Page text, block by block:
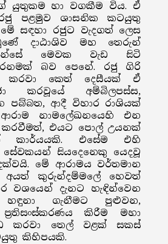
යුතුකම හා වගකීම විය. ඒ
පළමුව ශාසනික කටයුතු
සඳහා රජුට වැදගත් ලෙස
දාඨාශිව මහ තෙරුන්
මෙවක වැඩ සිටි
බව පෙනේ. රජු ගිරි
කරවා කෙත් දෙසීයක් ඒ
කරවූයේ අම්බිලපස්ස,
පබ්බත, ආදී විහාර රාශියක්
නාමලේඛනයෙහි එන
එයට පොල් උයනක්
කාර්යයකි. එසේම එහි
සියදෙනෙකු යෙදවූ
මේ ආරාමය වර්තමාන
අයත් කුරුන්දම්මලේ හෙවත්
වශයෙන් දැනට හැඳින්වෙන
ගැනීමට පුළුවන,
ප්‍රතිසංස්කරණය කිරීම මහා
කරවා තෙල් වළක් සකස්
කිහිපයකි.